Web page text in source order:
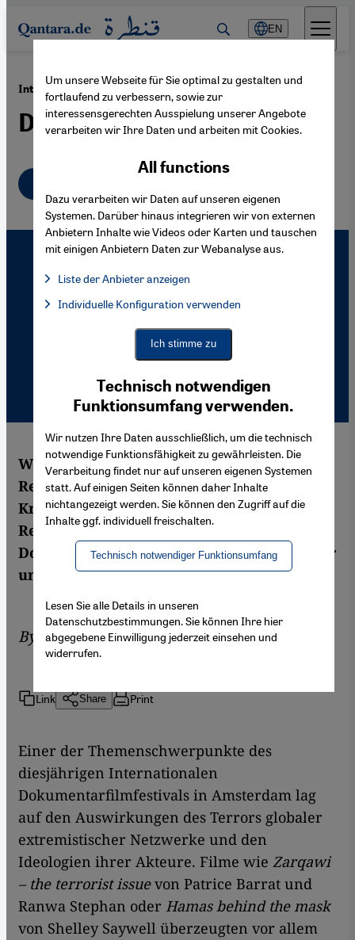
Direkt zum Inhalt springen
EN
Internationales Dokumentarfilmfestival (IDFA) ·14.12.2005
Der Blick auf den Terror
Welchen Gefahren und Zwängen sind
Reporter und Dokumentarfilmer in
Krisengebieten ausgesetzt? Hierauf haben
Regisseure mit ihren Filmen auf dem
Dokumentarfilmfestival in Amsterdam sehr
unterschiedlich geantwortet.
By Petra Tabeling,Arian Fariborz
Link Share Print
Einer der Themenschwerpunkte des
diesjährigen Internationalen
Dokumentarfilmfestivals in Amsterdam lag
auf den Auswirkungen des Terrors globaler
extremistischer Netzwerke und den
Ideologien ihrer Akteure. Filme wie Zarqawi
– the terrorist issuevon Patrice Barrat und
Ranwa Stephan oder Hamas behind the mask
von Shelley Saywell überzeugten vor allem
Um unsere Webseite für Sie optimal zu gestalten und
fortlaufend zu verbessern, sowie zur
interessensgerechten Ausspielung unserer Angebote
verarbeiten wir Ihre Daten und arbeiten mit Cookies.
Technisch notwendigen
Funktionsumfang verwenden.
Wir nutzen Ihre Daten ausschließlich, um die technisch
notwendige Funktionsfähigkeit zu gewährleisten. Die
Verarbeitung findet nur auf unseren eigenen Systemen
statt. Auf einigen Seiten können daher Inhalte
nichtangezeigt werden. Sie können den Zugriff auf die
Inhalte ggf. individuell freischalten.
Technisch notwendiger Funktionsumfang
All functions
Dazu verarbeiten wir Daten auf unseren eigenen
Systemen. Darüber hinaus integrieren wir von externen
Anbietern Inhalte wie Videos oder Karten und tauschen
mit einigen Anbietern Daten zur Webanalyse aus.
Liste der Anbieter anzeigen
Facebook Embed / Facebook Connect, Google Maps Embed,
Facebook Embed / Facebook Connect
Google Maps Embed
Individuelle Konfiguration verwenden
Ich stimme zu
Lesen Sie alle Details in unseren
Datenschutzbestimmungen. Sie können Ihre hier
abgegebene Einwilligung jederzeit einsehen und
widerrufen.